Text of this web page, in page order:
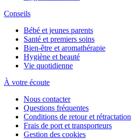
Conseils
Bébé et jeunes parents
Santé et premiers soins
Bien-être et aromathérapie
Hygiène et beauté
Vie quotidienne
À votre écoute
Nous contacter
Questions fréquentes
Conditions de retour et rétractation
Frais de port et transporteurs
Gestion des cookies